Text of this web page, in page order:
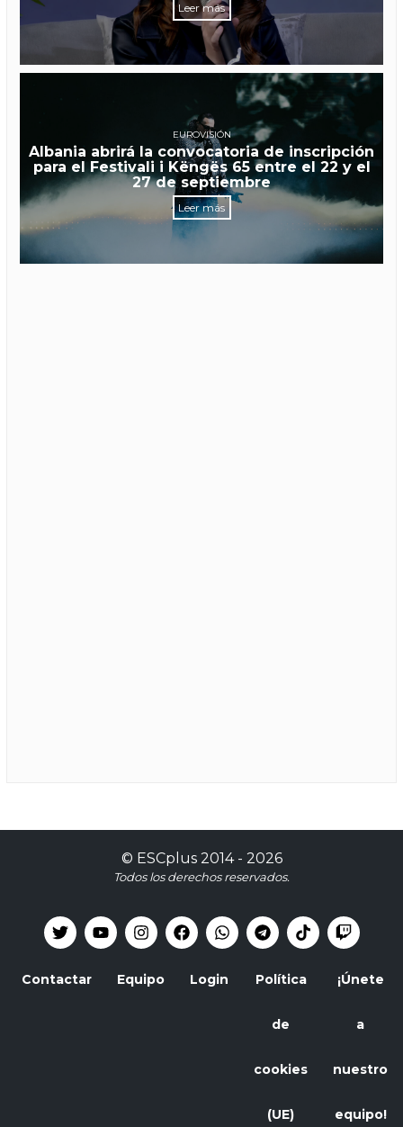
Leer más
EUROVISIÓN
Albania abrirá la convocatoria de inscripción
para el Festivali i Këngës 65 entre el 22 y el
27 de septiembre
Leer más
© ESCplus2014 - 2026
Todos los derechos reservados.
Contactar Equipo Login Política
de
cookies
(UE)
¡Únete
a
nuestro
equipo!